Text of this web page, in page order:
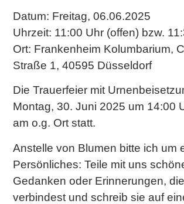
Datum: Freitag, 06.06.2025
Uhrzeit: 11:00 Uhr (offen) bzw.
Ort: Frankenheim Kolumbarium,
Straße 1, 40595 Düsseldorf
Die Trauerfeier mit
Montag, 30. Juni 2025 um 14:00
am o.g. Ort statt.
Anstelle von Blumen bitte ich um
Persönliches: Teile mit uns
Gedanken oder Erinnerungen,
verbindest und schreib sie auf